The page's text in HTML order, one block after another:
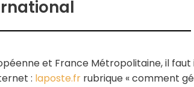
et France Métropolitaine, il
: laposte.frrubrique « comment